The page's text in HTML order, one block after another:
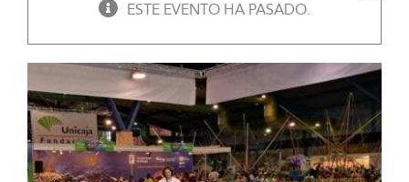
ESTE EVENTO HA PASADO.